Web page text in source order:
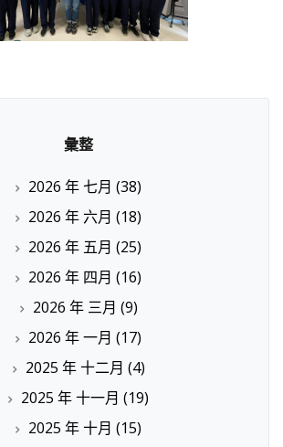
彙整
2026 年 七月 (38)
2026 年 六月 (18)
2026 年 五月 (25)
2026 年 四月 (16)
2026 年 三月 (9)
2026 年 一月 (17)
2025 年 十二月 (4)
2025 年 十一月 (19)
2025 年 十月 (15)